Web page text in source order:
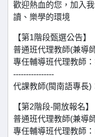
歡迎熱血的您，加入
讀、樂學的環境
【第1階段甄選公告】
普通班代理教師(兼導
專任輔導班代理教師
----------------
代課教師(閩南語專長)
【第2階段-開放報名】
普通班代理教師(兼導
專任輔導班代理教師